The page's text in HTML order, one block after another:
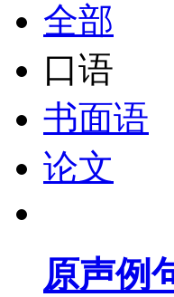
全部
口语
书面语
论文
原声例